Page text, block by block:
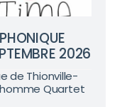
2026
de Thionville-
Quartet